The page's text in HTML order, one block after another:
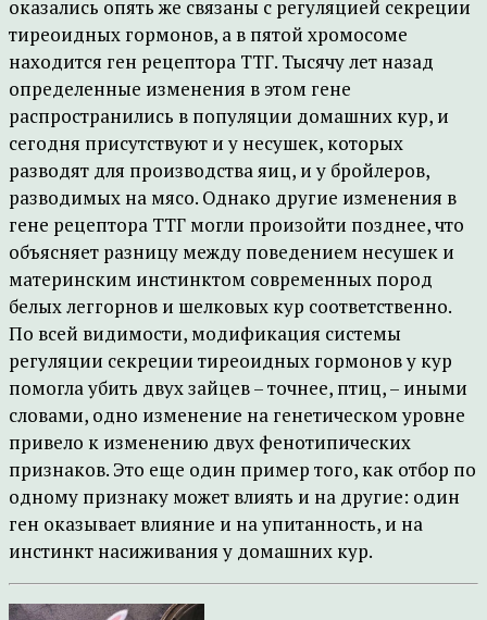
оказались опять же связаны с регуляцией секреции
тиреоидных гормонов, а в пятой хромосоме
находится ген рецептора ТТГ. Тысячу лет назад
определенные изменения в этом гене
распространились в популяции домашних кур, и
сегодня присутствуют и у несушек, которых
разводят для производства яиц, и у бройлеров,
разводимых на мясо. Однако другие изменения в
гене рецептора ТТГ могли произойти позднее, что
объясняет разницу между поведением несушек и
материнским инстинктом современных пород
белых леггорнов и шелковых кур соответственно.
По всей видимости, модификация системы
регуляции секреции тиреоидных гормонов у кур
помогла убить двух зайцев – точнее, птиц, – иными
словами, одно изменение на генетическом уровне
привело к изменению двух фенотипических
признаков. Это еще один пример того, как отбор по
одному признаку может влиять и на другие: один
ген оказывает влияние и на упитанность, и на
инстинкт насиживания у домашних кур.